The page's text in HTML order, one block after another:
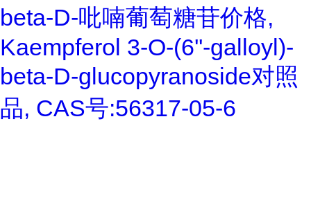
beta-D-吡喃葡萄糖苷价格,
Kaempferol 3-O-(6''-galloyl)-
beta-D-glucopyranoside对照
品, CAS号:56317-05-6